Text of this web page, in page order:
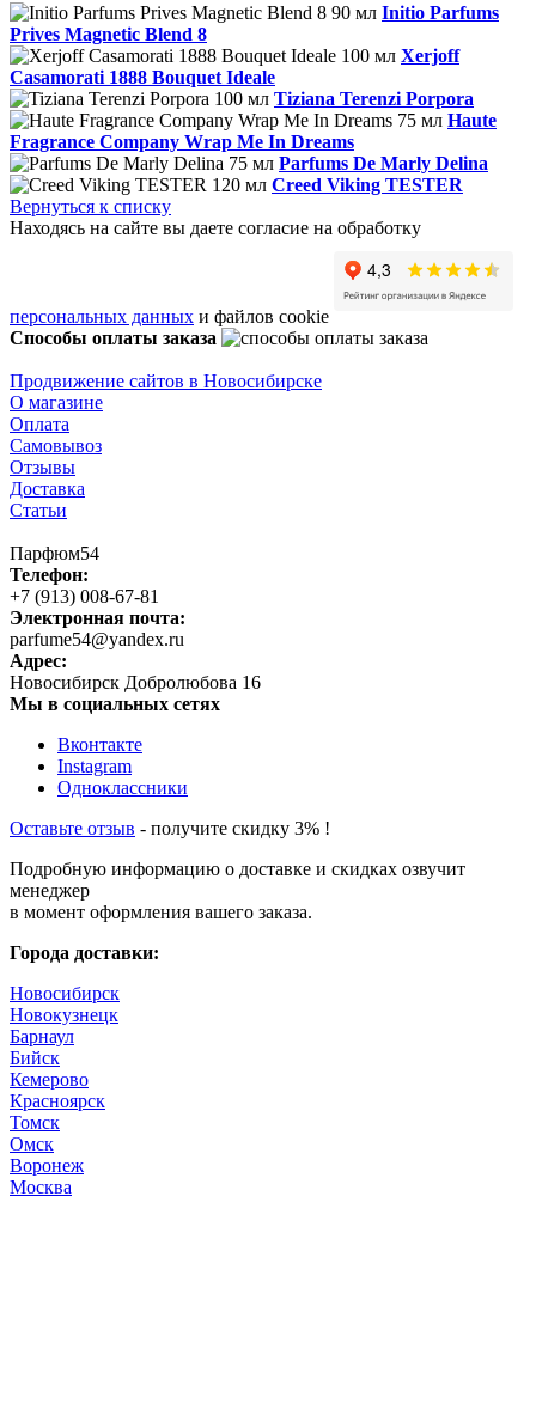
Initio Parfums
Prives Magnetic Blend 8
Xerjoff
Casamorati 1888 Bouquet Ideale
Tiziana Terenzi Porpora
Haute
Fragrance Company Wrap Me In Dreams
Parfums De Marly Delina
Creed Viking TESTER
Вернуться к списку
Находясь на сайте вы даете согласие на обработку
персональных данных и файлов cookie
Способы оплаты заказа
Продвижение сайтов в Новосибирске
О магазине
Оплата
Самовывоз
Отзывы
Доставка
Статьи
Парфюм54
Телефон:
+7 (913) 008-67-81
Электронная почта:
parfume54@yandex.ru
Адрес:
Новосибирск Добролюбова 16
Мы в социальных сетях
Вконтакте
Instagram
Одноклассники
Оставьте отзыв - получите скидку 3% !
Подробную информацию о доставке и скидках озвучит
менеджер
в момент оформления вашего заказа.
Города доставки:
Новосибирск
Новокузнецк
Барнаул
Бийск
Кемерово
Красноярск
Томск
Омск
Воронеж
Москва